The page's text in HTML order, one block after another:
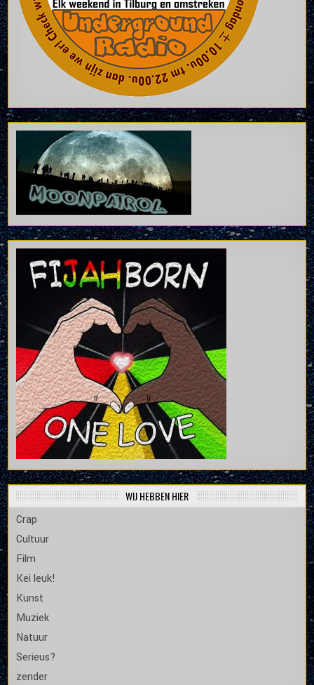
WIJ HEBBEN HIER
Crap
Cultuur
Film
Kei leuk!
Kunst
Muziek
Natuur
Serieus?
zender